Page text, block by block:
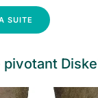
SUITE
pivotant